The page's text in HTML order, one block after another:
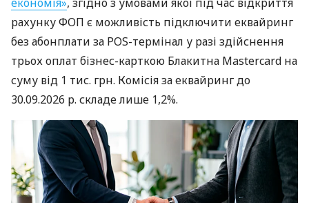
рахунку ФОП є можливість підключити еквайринг
без абонплати за POS-термінал у разі здійснення
трьох оплат бізнес-карткою Блакитна Mastercard на
суму від 1 тис. грн. Комісія за еквайринг до
30.09.2026 р. складе лише 1,2%.